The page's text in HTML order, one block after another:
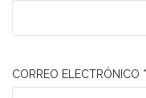
CORREO ELECTRÓNICO *